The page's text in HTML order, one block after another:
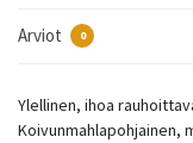
Arviot 0
Ylellinen, ihoa
Koivunmahlapohjainen,